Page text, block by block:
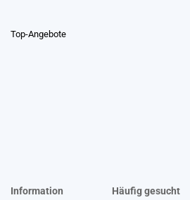
Top-Angebote
Information Häufig gesucht